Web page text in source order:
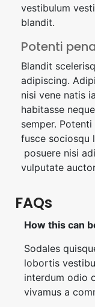
vestibulum
blandit.
Potenti
Blandit
adipiscing.
nisi vene natis
habitasse
semper.
fusce sociosqu
posuere nisi
vulputate
FAQs
How this can
Sodales
lobortis
interdum odio
vivamus a